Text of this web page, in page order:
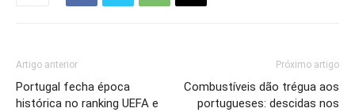
Artigo anterior
Portugal fecha época
histórica no ranking UEFA e
Próximo artigo
Combustíveis dão trégua aos
portugueses: descidas nos